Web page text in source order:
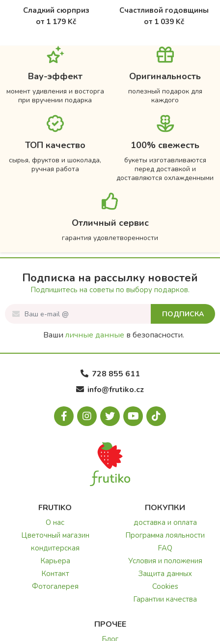
Сладкий сюрприз
от 1 179 Kč
Счастливой годовщины
от 1 039 Kč
Вау-эффект
момент удивления и восторга
при вручении подарка
Оригинальность
полезный подарок для
каждого
ТОП качество
сырья, фруктов и шоколада,
ручная работа
100% свежесть
букеты изготавливаются
перед доставкой и
доставляются охлажденными
Отличный сервис
гарантия удовлетворенности
Подписка на рассылку новостей
Подпишитесь на советы по выбору подарков.
ПОДПИСКА
Ваши личные данные в безопасности.
728 855 611
info@frutiko.cz
FRUTIKO
О нас
Цветочный магазин
кондитерская
Карьера
Контакт
Фотогалерея
ПОКУПКИ
доставка и оплата
Программа лояльности
FAQ
Условия и положения
Защита данных
Cookies
Гарантии качества
ПРОЧЕЕ